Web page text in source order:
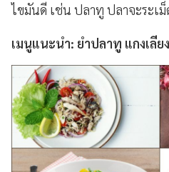
ไขมันดี เช่น ปลาทู ปลาจะระเม็
เมนูแนะนำ: ยำปลาทู แกงเลี